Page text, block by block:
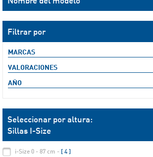
Filtrar por
MARCAS
VALORACIONES
AÑO
Seleccionar por altura:
Sillas I-Size
i-Size 0 - 87 cm - [ 4 ]